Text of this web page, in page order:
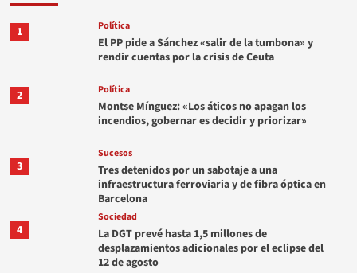
1 Política
El PP pide a Sánchez «salir de la tumbona» y
rendir cuentas por la crisis de Ceuta
2 Política
Montse Mínguez: «Los áticos no apagan los
incendios, gobernar es decidir y priorizar»
3
Sucesos
Tres detenidos por un sabotaje a una
infraestructura ferroviaria y de fibra óptica en
Barcelona
4
Sociedad
La DGT prevé hasta 1,5 millones de
desplazamientos adicionales por el eclipse del
12 de agosto